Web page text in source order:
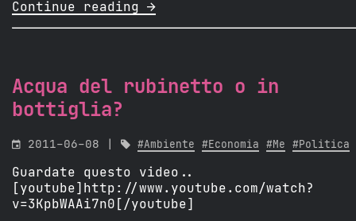
Continue reading 
Acqua del rubinetto o in
bottiglia?
 2011-06-08 |  #Ambiente #Economia #Me #Politica
Guardate questo video..
[youtube]http://www.youtube.com/watch?
v=3KpbWAAi7n0[/youtube]